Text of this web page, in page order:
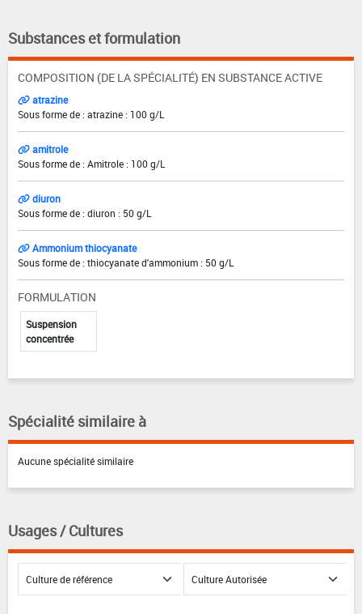
Substances et formulation
COMPOSITION (DE LA SPÉCIALITÉ) EN SUBSTANCE ACTIVE
atrazine
Sous forme de : atrazine : 100 g/L
amitrole
Sous forme de : Amitrole : 100 g/L
diuron
Sous forme de : diuron : 50 g/L
Ammonium thiocyanate
Sous forme de : thiocyanate d'ammonium : 50 g/L
FORMULATION
Suspension
concentrée
Spécialité similaire à
Aucune spécialité similaire
Usages / Cultures